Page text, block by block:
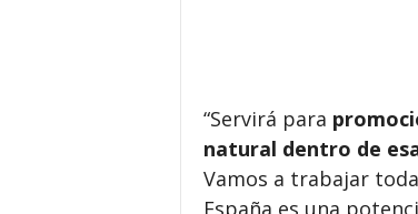
“Servirá para
natural dentro de
Vamos a trabajar
España es una